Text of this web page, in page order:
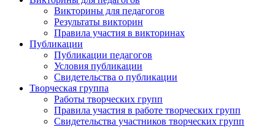
Викторины для педагогов
Результаты викторин
Правила участия в викторинах
Публикации
Публикации педагогов
Условия публикации
Свидетельства о публикации
Творческая группа
Работы творческих групп
Правила участия в работе творческих групп
Свидетельства участников творческих групп
Email
Организация